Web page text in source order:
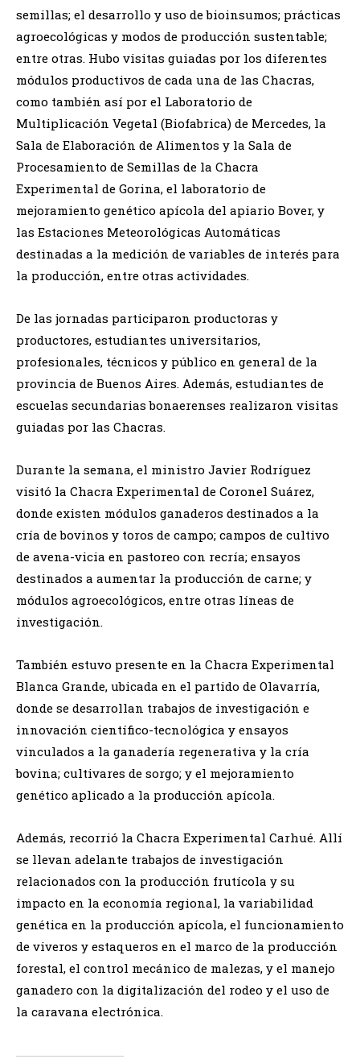
semillas; el desarrollo y uso de bioinsumos; prácticas
agroecológicas y modos de producción sustentable;
entre otras. Hubo visitas guiadas por los diferentes
módulos productivos de cada una de las Chacras,
como también así por el Laboratorio de
Multiplicación Vegetal (Biofabrica) de Mercedes, la
Sala de Elaboración de Alimentos y la Sala de
Procesamiento de Semillas de la Chacra
Experimental de Gorina, el laboratorio de
mejoramiento genético apícola del apiario Bover, y
las Estaciones Meteorológicas Automáticas
destinadas a la medición de variables de interés para
la producción, entre otras actividades.
De las jornadas participaron productoras y
productores, estudiantes universitarios,
profesionales, técnicos y público en general de la
provincia de Buenos Aires. Además, estudiantes de
escuelas secundarias bonaerenses realizaron visitas
guiadas por las Chacras.
Durante la semana, el ministro Javier Rodríguez
visitó la Chacra Experimental de Coronel Suárez,
donde existen módulos ganaderos destinados a la
cría de bovinos y toros de campo; campos de cultivo
de avena-vicia en pastoreo con recría; ensayos
destinados a aumentar la producción de carne; y
módulos agroecológicos, entre otras líneas de
investigación.
También estuvo presente en la Chacra Experimental
Blanca Grande, ubicada en el partido de Olavarría,
donde se desarrollan trabajos de investigación e
innovación científico-tecnológica y ensayos
vinculados a la ganadería regenerativa y la cría
bovina; cultivares de sorgo; y el mejoramiento
genético aplicado a la producción apícola.
Además, recorrió la Chacra Experimental Carhué. Allí
se llevan adelante trabajos de investigación
relacionados con la producción frutícola y su
impacto en la economía regional, la variabilidad
genética en la producción apícola, el funcionamiento
de viveros y estaqueros en el marco de la producción
forestal, el control mecánico de malezas, y el manejo
ganadero con la digitalización del rodeo y el uso de
la caravana electrónica.